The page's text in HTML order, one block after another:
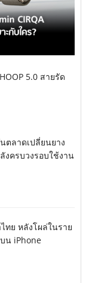
5.0 สายรัด
ตลาดเปลี่ยนยาง
งครบวงรอบใช้งาน
ทย หลังโผล่ในราย
น iPhone